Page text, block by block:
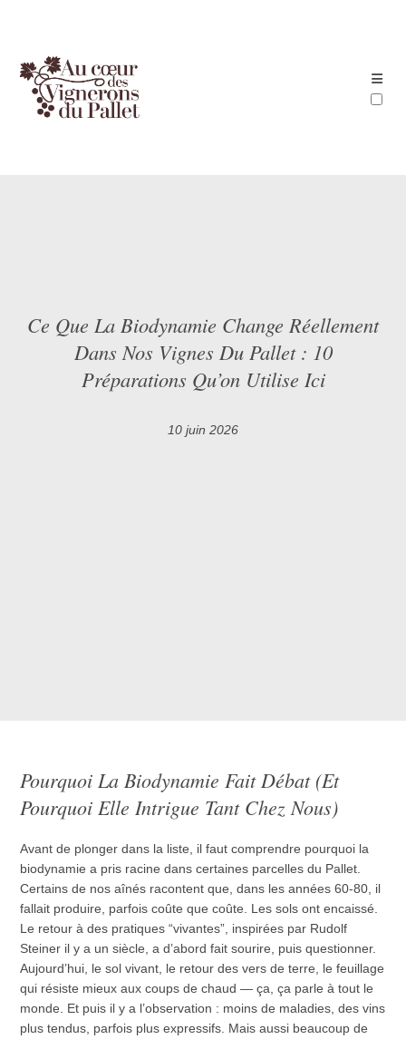
Ce Que La Biodynamie Change Réellement
Dans Nos Vignes Du Pallet : 10
Préparations Qu’on Utilise Ici
10 juin 2026
Pourquoi La Biodynamie Fait Débat (et
Pourquoi Elle Intrigue Tant Chez Nous)
Avant de plonger dans la liste, il faut comprendre pourquoi la
biodynamie a pris racine dans certaines parcelles du Pallet.
Certains de nos aînés racontent que, dans les années 60-80, il
fallait produire, parfois coûte que coûte. Les sols ont encaissé.
Le retour à des pratiques “vivantes”, inspirées par Rudolf
Steiner il y a un siècle, a d’abord fait sourire, puis questionner.
Aujourd’hui, le sol vivant, le retour des vers de terre, le feuillage
qui résiste mieux aux coups de chaud — ça, ça parle à tout le
monde. Et puis il y a l’observation : moins de maladies, des vins
plus tendus, parfois plus expressifs. Mais aussi beaucoup de